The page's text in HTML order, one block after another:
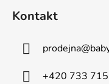
Kontakt
prodejna@
+420 733